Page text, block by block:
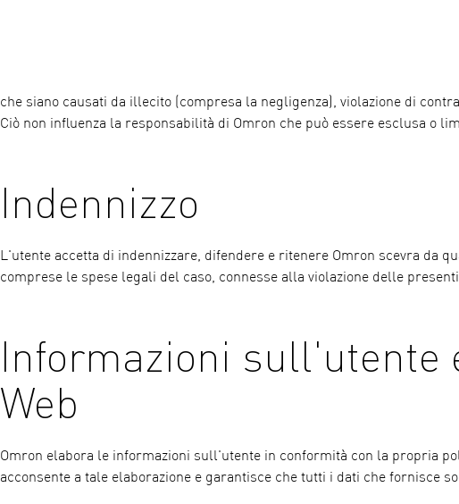
che siano causati da illecito (compresa la negligenza), violazione di
Ciò non influenza la responsabilità di Omron che può essere esclusa o
Indennizzo
L'utente accetta di indennizzare, difendere e ritenere Omron scevra da
comprese le spese legali del caso, connesse alla violazione delle
Informazioni sull'utente
Web
Omron elabora le informazioni sull'utente in conformità con la propria
acconsente a tale elaborazione e garantisce che tutti i dati che fornisce